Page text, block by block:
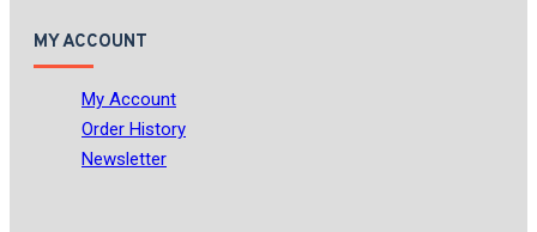
MY ACCOUNT
My Account
Order History
Newsletter